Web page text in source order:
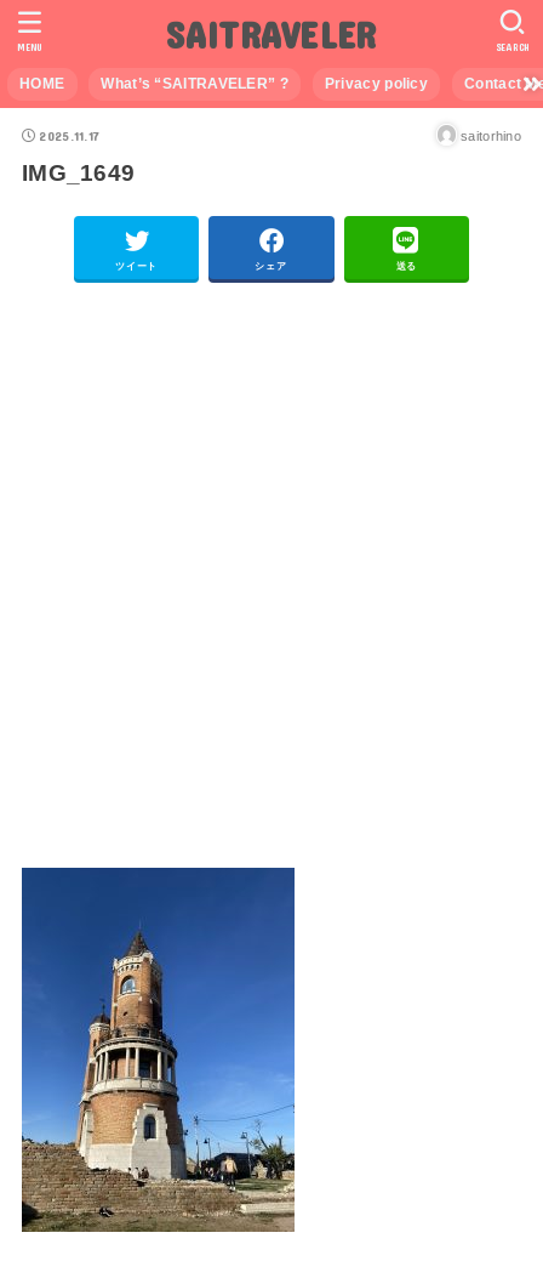
SAITRAVELER
HOME What’s “SAITRAVELER” ? Privacy policy Contact
SEARCH
MENU
2025.11.17 saitorhino
IMG_1649
ツイート シェア 送る